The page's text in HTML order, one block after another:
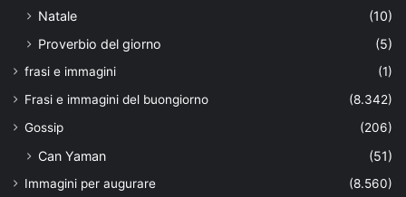
Natale
(10)
Proverbio del giorno
(5)
frasi e immagini
(1)
Frasi e immagini del buongiorno
(8.342)
Gossip
(206)
Can Yaman (51)
Immagini per augurare (8.560)